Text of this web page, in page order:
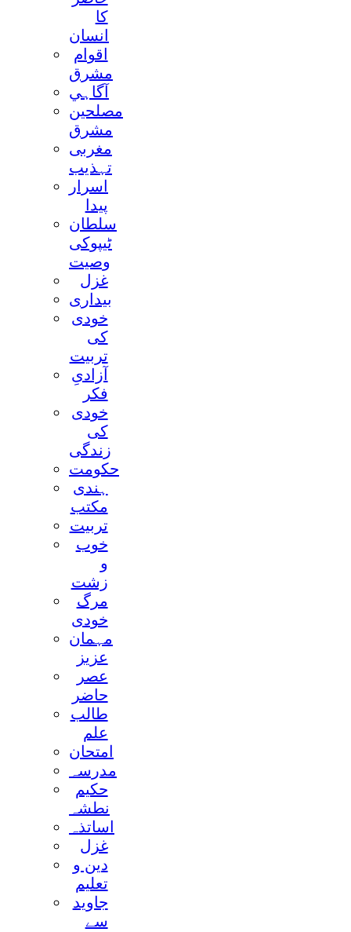
کا
انسان
اقوام
مشرق
آگاہي
مصلحين
مشرق
مغربی
تہذيب
اسرار
پيدا
سلطان
ٹيپوکی
وصيت
غزل
بيداری
خودی
کی
تربيت
آزادیِ
فکر
خودی
کی
زندگی
حکومت
ہندی
مکتب
تربيت
خوب
و
زشت
مرگ
خودی
مہمان
عزيز
عصر
حاضر
طالب
علم
امتحان
مدرسہ
حکيم
نطشہ
اساتذہ
غزل
دين و
تعليم
جاويد
سے